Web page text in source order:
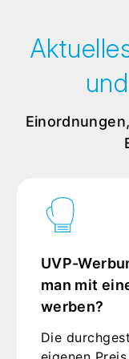
UVP-
man mit
werben?
Die